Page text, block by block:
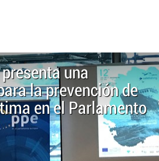
una
la prevención de
en el Parlamento